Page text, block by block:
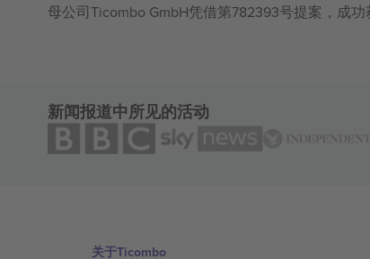
母公司Ticombo GmbH凭借第782393号提案，成
新闻报道中所见的活动
关于Ticombo